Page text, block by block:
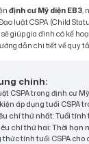
định cư Mỹ diện EB3,
luật CSPA (Child
sẽ giúp gia đình có kế
dẫn chi tiết về quy
chính:
CSPA trong định cư
áp dụng tuổi CSPA
chí thứ nhất: Tuổi
chí thứ hai: Thời hạn
thức tính tuổi CSPA cho